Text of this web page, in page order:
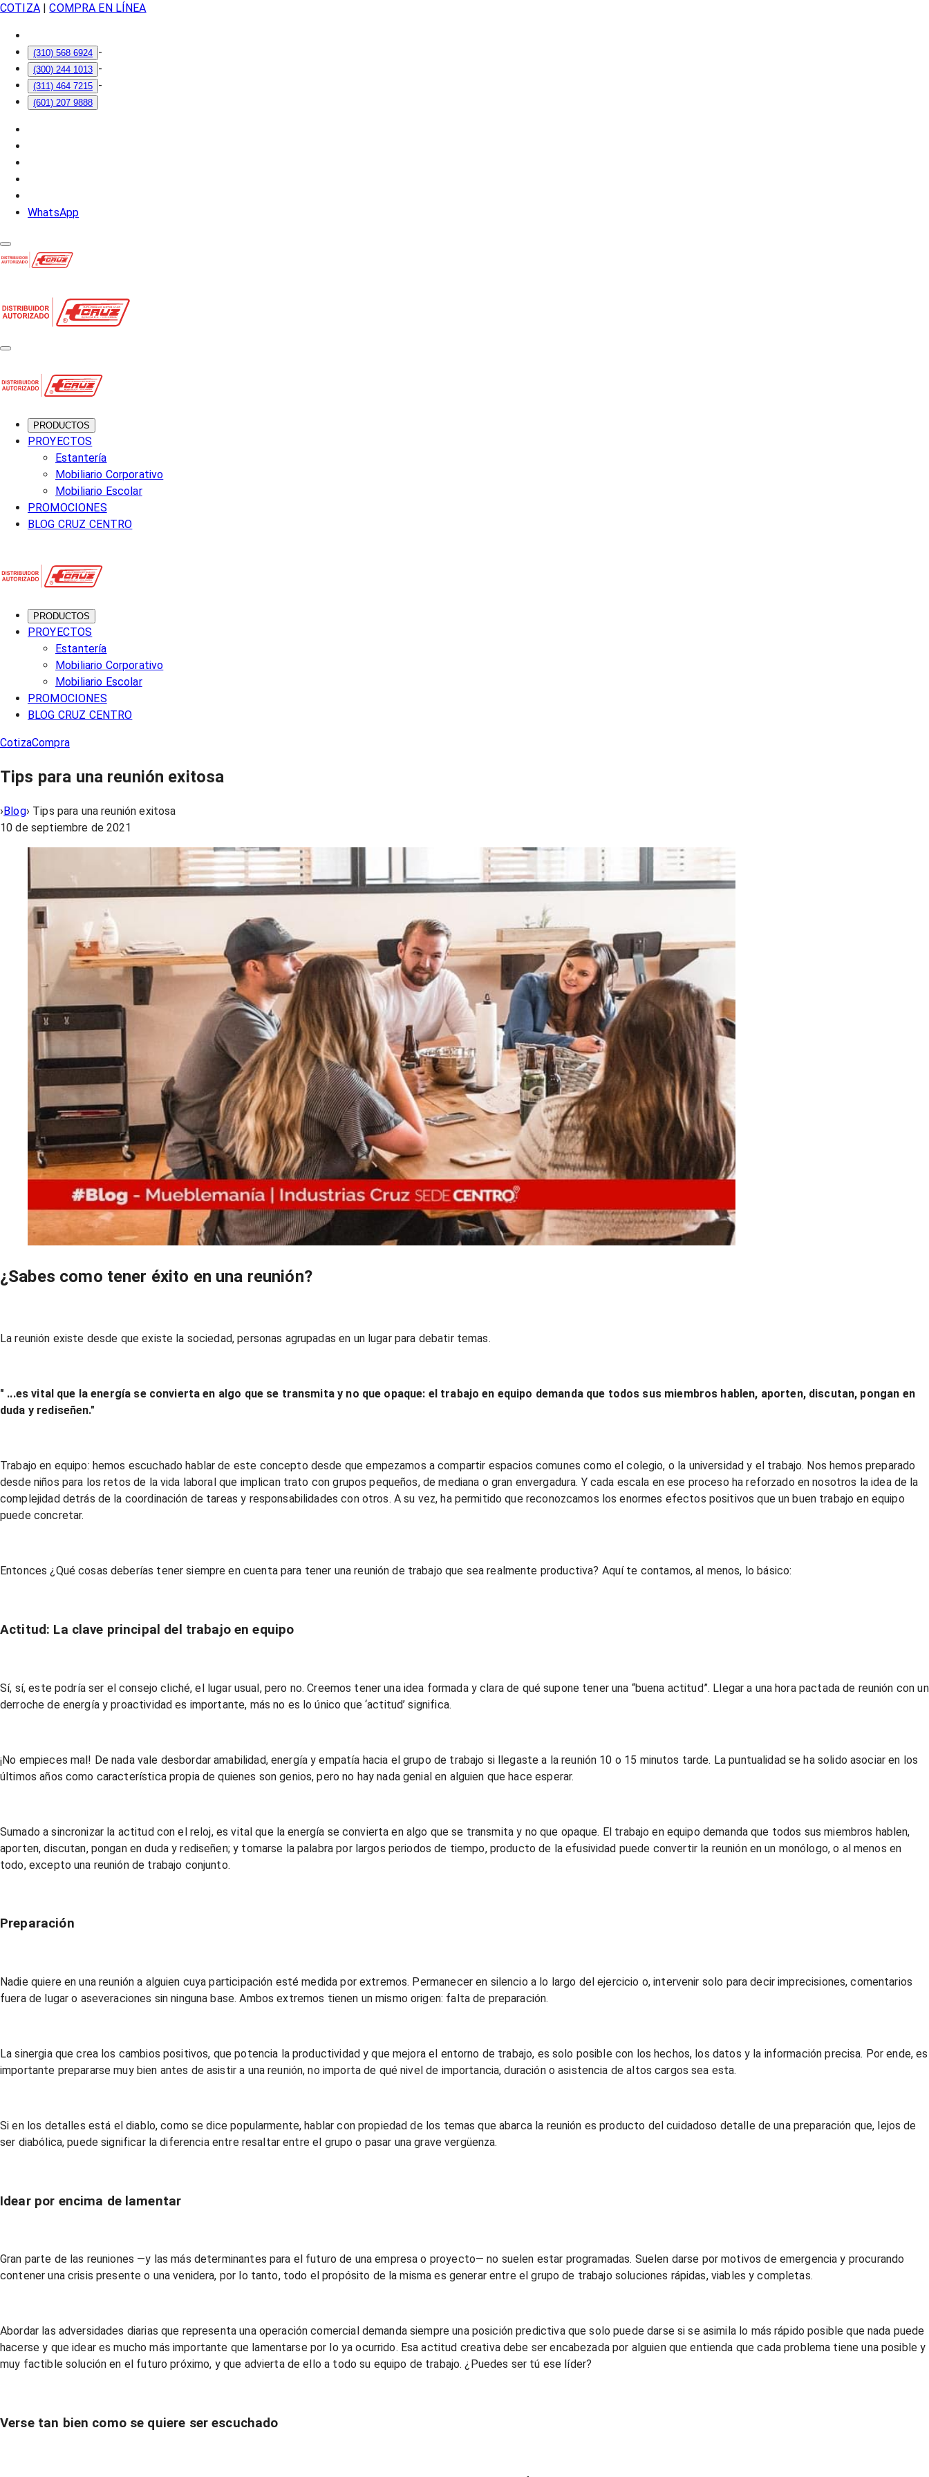
COTIZA| COMPRA EN LÍNEA
(310) 568 6924 -
(300) 244 1013 -
(311) 464 7215 -
(601) 207 9888
WhatsApp
PRODUCTOS
PROYECTOS
Estantería
Mobiliario Corporativo
Mobiliario Escolar
PROMOCIONES
BLOG CRUZ CENTRO
PRODUCTOS
PROYECTOS
Estantería
Mobiliario Corporativo
Mobiliario Escolar
PROMOCIONES
BLOG CRUZ CENTRO
CotizaCompra
Tips para una reunión exitosa
› Blog› Tips para una reunión exitosa
10 de septiembre de 2021
¿Sabes como tener éxito en una reunión?
La reunión existe desde que existe la sociedad, personas agrupadas en un lugar para debatir temas.
" ...es vital que la energía se convierta en algo que se transmita y no que opaque: el trabajo en equipo demanda que todos sus miembros hablen, aporten, discutan, pongan en
duda y rediseñen."
Trabajo en equipo: hemos escuchado hablar de este concepto desde que empezamos a compartir espacios comunes como el colegio, o la universidad y el trabajo. Nos hemos preparado
desde niños para los retos de la vida laboral que implican trato con grupos pequeños, de mediana o gran envergadura. Y cada escala en ese proceso ha reforzado en nosotros la idea de la
complejidad detrás de la coordinación de tareas y responsabilidades con otros. A su vez, ha permitido que reconozcamos los enormes efectos positivos que un buen trabajo en equipo
puede concretar.
Entonces ¿Qué cosas deberías tener siempre en cuenta para tener una reunión de trabajo que sea realmente productiva? Aquí te contamos, al menos, lo básico:
Actitud: La clave principal del trabajo en equipo
Sí, sí, este podría ser el consejo cliché, el lugar usual, pero no. Creemos tener una idea formada y clara de qué supone tener una “buena actitud”. Llegar a una hora pactada de reunión con un
derroche de energía y proactividad es importante, más no es lo único que ‘actitud’ significa.
¡No empieces mal! De nada vale desbordar amabilidad, energía y empatía hacia el grupo de trabajo si llegaste a la reunión 10 o 15 minutos tarde. La puntualidad se ha solido asociar en los
últimos años como característica propia de quienes son genios, pero no hay nada genial en alguien que hace esperar.
Sumado a sincronizar la actitud con el reloj, es vital que la energía se convierta en algo que se transmita y no que opaque. El trabajo en equipo demanda que todos sus miembros hablen,
aporten, discutan, pongan en duda y rediseñen; y tomarse la palabra por largos periodos de tiempo, producto de la efusividad puede convertir la reunión en un monólogo, o al menos en
todo, excepto una reunión de trabajo conjunto.
Preparación
Nadie quiere en una reunión a alguien cuya participación esté medida por extremos. Permanecer en silencio a lo largo del ejercicio o, intervenir solo para decir imprecisiones, comentarios
fuera de lugar o aseveraciones sin ninguna base. Ambos extremos tienen un mismo origen: falta de preparación.
La sinergia que crea los cambios positivos, que potencia la productividad y que mejora el entorno de trabajo, es solo posible con los hechos, los datos y la información precisa. Por ende, es
importante prepararse muy bien antes de asistir a una reunión, no importa de qué nivel de importancia, duración o asistencia de altos cargos sea esta.
Si en los detalles está el diablo, como se dice popularmente, hablar con propiedad de los temas que abarca la reunión es producto del cuidadoso detalle de una preparación que, lejos de
ser diabólica, puede significar la diferencia entre resaltar entre el grupo o pasar una grave vergüenza.
Idear por encima de lamentar
Gran parte de las reuniones —y las más determinantes para el futuro de una empresa o proyecto— no suelen estar programadas. Suelen darse por motivos de emergencia y procurando
contener una crisis presente o una venidera, por lo tanto, todo el propósito de la misma es generar entre el grupo de trabajo soluciones rápidas, viables y completas.
Abordar las adversidades diarias que representa una operación comercial demanda siempre una posición predictiva que solo puede darse si se asimila lo más rápido posible que nada puede
hacerse y que idear es mucho más importante que lamentarse por lo ya ocurrido. Esa actitud creativa debe ser encabezada por alguien que entienda que cada problema tiene una posible y
muy factible solución en el futuro próximo, y que advierta de ello a todo su equipo de trabajo. ¿Puedes ser tú ese líder?
Verse tan bien como se quiere ser escuchado